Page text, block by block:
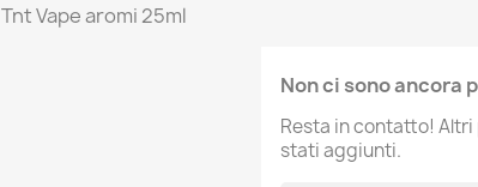
Tnt Vape aromi 25ml
Non ci sono ancora
Resta in contatto!
stati aggiunti.